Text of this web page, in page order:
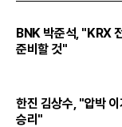
BNK 박준석, "KRX
준비할 것"
한진 김상수, "압박
승리"